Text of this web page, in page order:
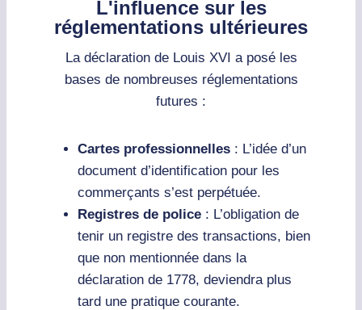
L'influence sur les
réglementations ultérieures
La déclaration de Louis XVI a posé les
bases de nombreuses réglementations
futures :
Cartes professionnelles : L’idée d’un
document d’identification pour les
commerçants s’est perpétuée.
Registres de police : L’obligation de
tenir un registre des transactions, bien
que non mentionnée dans la
déclaration de 1778, deviendra plus
tard une pratique courante.